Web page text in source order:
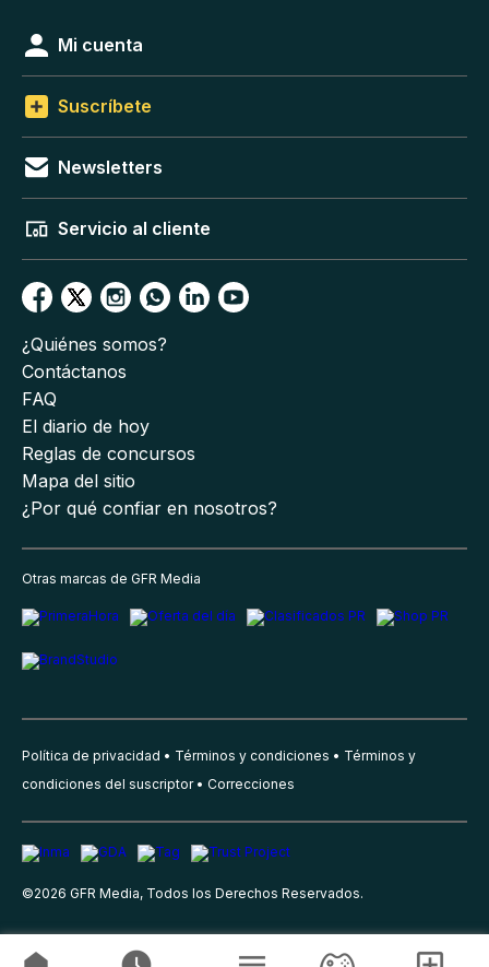
Mi cuenta
Suscríbete
Newsletters
Servicio al cliente
¿Quiénes somos?
Contáctanos
FAQ
El diario de hoy
Reglas de concursos
Mapa del sitio
¿Por qué confiar en nosotros?
Otras marcas de GFR Media
Política de privacidad Términos y condiciones
Términos y
condiciones del suscriptor
Correcciones
©2026 GFR Media, Todos los Derechos Reservados.